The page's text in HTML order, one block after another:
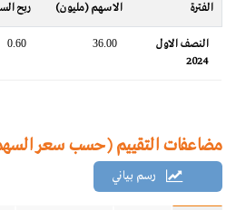
الفترة
الاسهم (مليون)
ربح
النصف الاول
2024
36.00
0.60
مضاعفات التقييم (حسب سعر السهم
رسم بياني